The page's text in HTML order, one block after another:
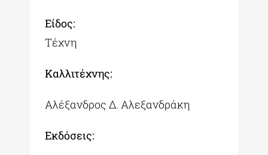
Είδος:
Τέχνη
Καλλιτέχνης:
Αλέξανδρος Δ. Αλεξανδράκη
Εκδόσεις: